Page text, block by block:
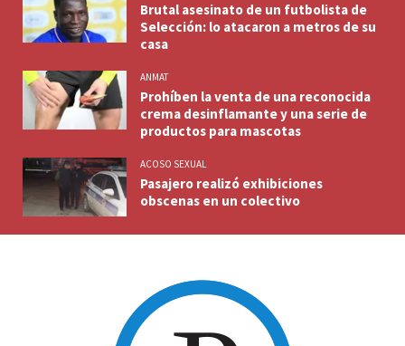
Brutal asesinato de un futbolista de
Selección: lo atacaron a metros de su
casa
ANMAT
Prohíben la venta de una reconocida
crema desinflamante y una serie de
productos para mascotas
ACOSO SEXUAL
Pasajero realizó exhibiciones
obscenas en un colectivo